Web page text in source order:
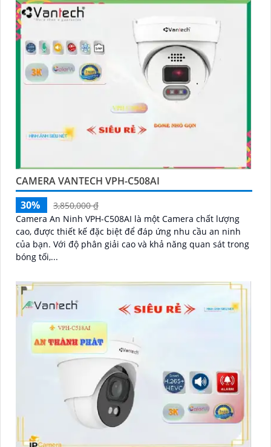
CAMERA VANTECH VPH-C508AI
30%
3,850,000 ₫
Camera An Ninh VPH-C508AI là một Camera chất lượng
cao, được thiết kế đặc biệt để đáp ứng nhu cầu an ninh
của bạn. Với độ phân giải cao và khả năng quan sát trong
bóng tối,...